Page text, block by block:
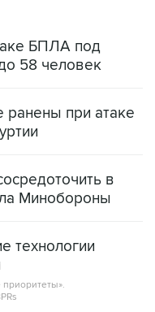
БПЛА под
58 человек
ранены при атаке
в
Минобороны
технологии